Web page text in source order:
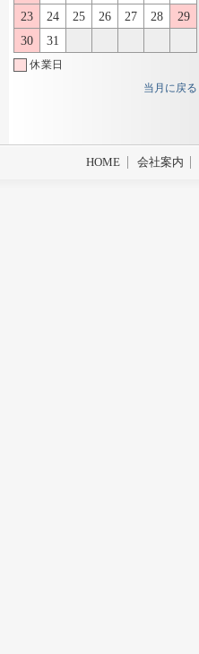
23
24 25 26 27 28
29
30
31
休業日
当月に戻る
HOME 会社案内